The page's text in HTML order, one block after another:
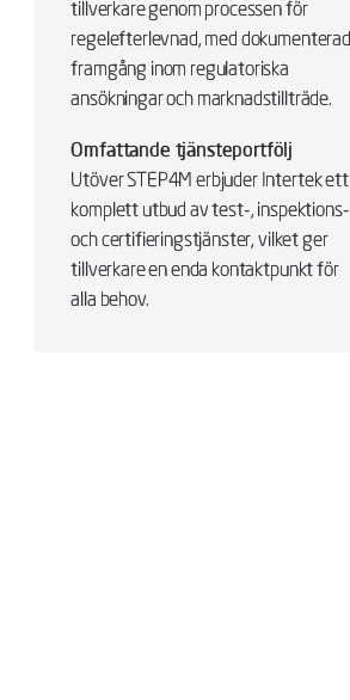
tillverkare genom processen för
regelefterlevnad, med dokumenterad
framgång inom regulatoriska
ansökningar och marknadstillträde.
Omfattande tjänsteportfölj
Utöver STEP4M erbjuder Intertek ett
komplett utbud av test-, inspektions-
och certifieringstjänster, vilket ger
tillverkare en enda kontaktpunkt för
alla behov.